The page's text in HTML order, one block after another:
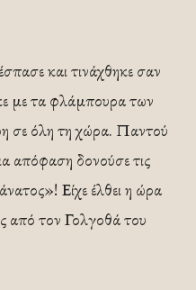
και τινάχθηκε σαν
με τα φλάμπουρα των
σε όλη τη χώρα. Παντού
απόφαση δονούσε τις
Είχε έλθει η ώρα
από τον Γολγοθά του